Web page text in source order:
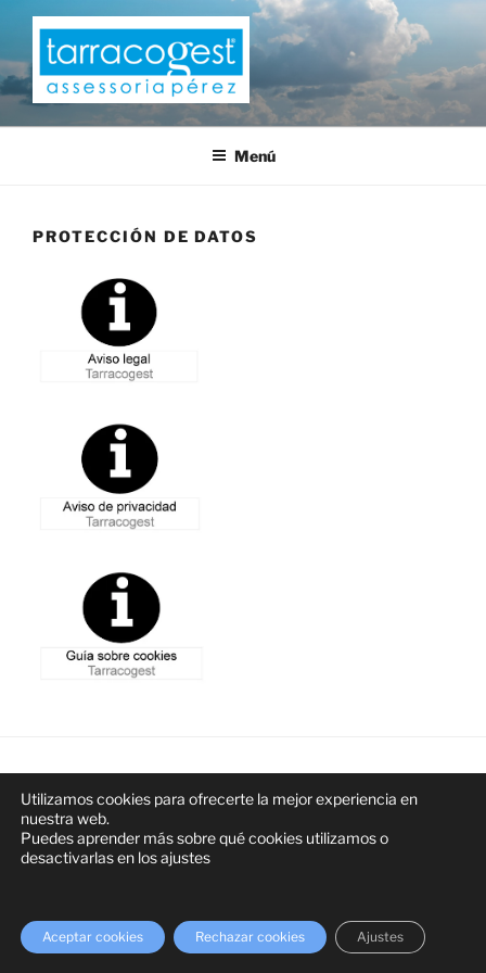
Saltar
contenido
TARRACOGEST
Menú
PROTECCIÓN DE DATOS
Utilizamos cookies para ofrecerte la mejor experiencia en
nuestra web.
Puedes aprender más sobre qué cookies utilizamos o
desactivarlas en losajustes
Aceptar cookies Rechazar cookies Ajustes